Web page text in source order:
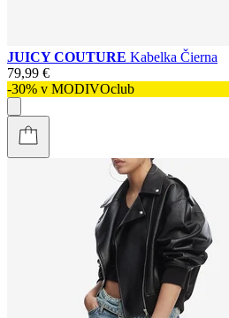
JUICY COUTURE Kabelka Čierna
79,99 €
-30% v MODIVOclub